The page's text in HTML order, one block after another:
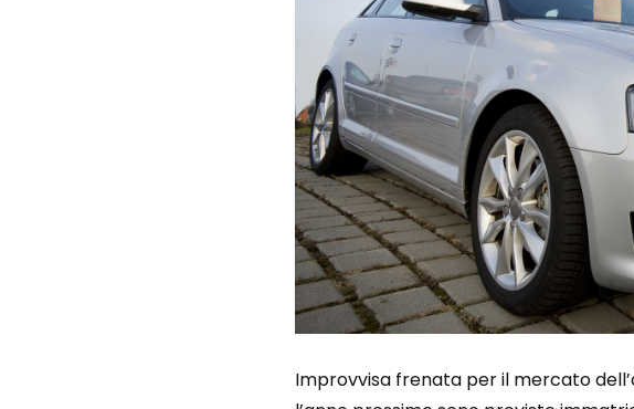
Improvvisa frenata per il mercato